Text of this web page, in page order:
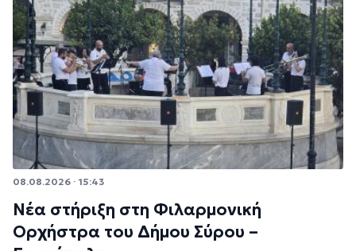
08.08.2026 · 15:43
Νέα στήριξη στη Φιλαρμονική
Ορχήστρα του Δήμου Σύρου –